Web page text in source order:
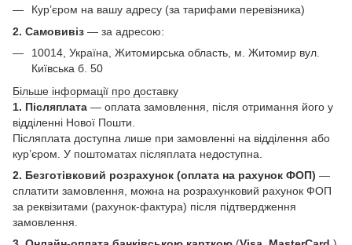
Кур’єром на вашу адресу (за тарифами перевізника)
2. Самовивіз — за адресою:
10014, Україна, Житомирська область, м. Житомир вул.
Київська б. 50
Більше інформації про доставку
1. Післяплата — оплата замовлення, після отримання його у
відділенні Нової Пошти.
Післяплата доступна лише при замовленні на відділення або
кур’єром. У поштоматах післяплата недоступна.
2. Безготівковий розрахунок (оплата на рахунок ФОП) —
сплатити замовлення, можна на розрахунковий рахунок ФОП
за реквізитами (рахунок-фактура) після підтвердження
замовлення.